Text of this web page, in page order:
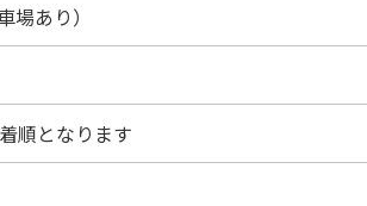
場あり）
順となります